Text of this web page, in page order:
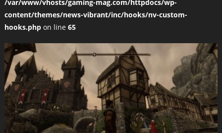
/var/www/vhosts/gaming-mag.com/httpdocs/wp-
content/themes/news-vibrant/inc/hooks/nv-custom-
hooks.phpon line 65